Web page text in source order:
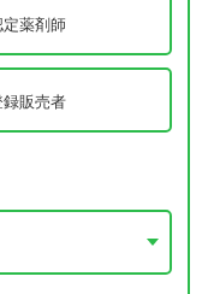
定薬剤師
録販売者